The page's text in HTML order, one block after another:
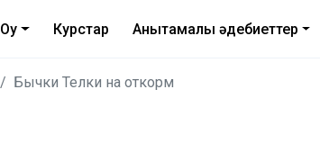
Оқу Курстар Анықтамалық әдебиеттер
Бычки Телки на откорм